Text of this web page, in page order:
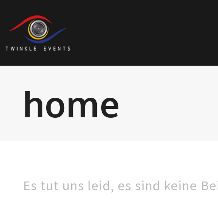
home
Es tut uns leid, es sind keine